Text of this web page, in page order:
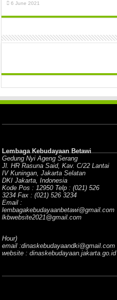
6 June 2021
Lembaga Kebudayaan Betawi
Gedung Nyi Ageng Serang
Jl. HR Rasuna Said, Kav. C/22 Lantai
IV Kuningan, Jakarta Selatan
DKI Jakarta, Indonesia
Kode Pos : 12950 Telp : (021) 526
3234 Fax : (021) 526 3234
Email :
lembagakebudayaanbetawi@gmail.com
lkbwebsite2021@gmail.com
Hour)
email :dinaskebudayaandki@gmail.com
website : dinaskebudayaan.jakarta.go.id